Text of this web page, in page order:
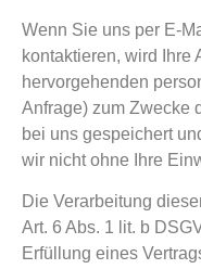
Wenn Sie uns per E-
kontaktieren, wird Ihre
hervorgehenden
Anfrage) zum Zwecke
bei uns gespeichert
wir nicht ohne Ihre
Die Verarbeitung
Art. 6 Abs. 1 lit. b
Erfüllung eines